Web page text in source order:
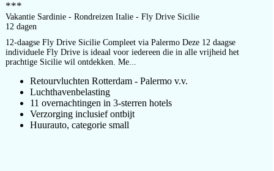
***
Vakantie Sardinie - Rondreizen Italie - Fly Drive Sicilie
12 dagen
12-daagse Fly Drive Sicilie Compleet via Palermo Deze 12 daagse
individuele Fly Drive is ideaal voor iedereen die in alle vrijheid het
prachtige Sicilie wil ontdekken. Me...
Retourvluchten Rotterdam - Palermo v.v.
Luchthavenbelasting
11 overnachtingen in 3-sterren hotels
Verzorging inclusief ontbijt
Huurauto, categorie small